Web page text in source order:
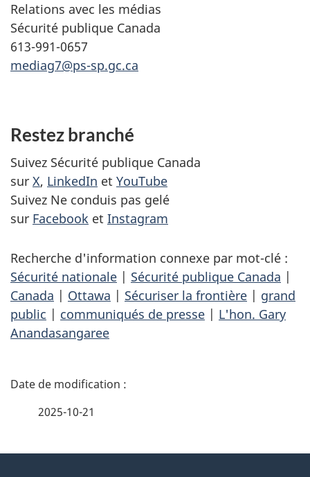
Relations avec les médias
Sécurité publique Canada
613-991-0657
mediag7@ps-sp.gc.ca
Restez branché
Suivez Sécurité publique Canada
sur X, LinkedIn et YouTube
Suivez Ne conduis pas gelé
sur Facebook et Instagram
Recherche d'information connexe par mot-clé :
Sécurité nationale | Sécurité publique Canada |
Canada | Ottawa | Sécuriser la frontière | grand
public | communiqués de presse | L'hon. Gary
Anandasangaree
D
2025-10-21